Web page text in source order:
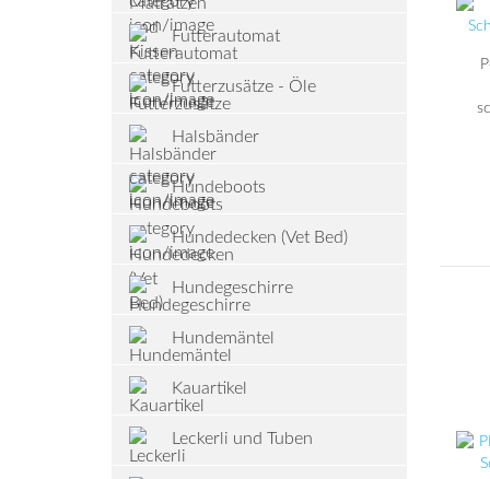
Futterautomat
Futterzusätze - Öle
Halsbänder
Hundeboots
Hundedecken (Vet Bed)
Hundegeschirre
Hundemäntel
Kauartikel
Leckerli und Tuben